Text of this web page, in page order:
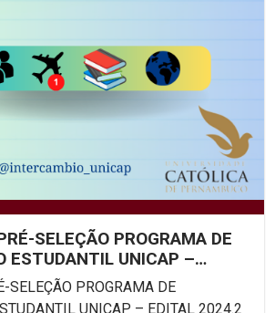
SELEÇÃO PROGRAMA DE
ESTUDANTIL UNICAP –
SELEÇÃO PROGRAMA DE
UNICAP – EDITAL 2024.2